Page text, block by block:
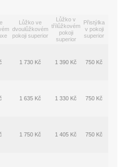
Lůžko ve
dvoulůžkovém
pokoji superior
Lůžko v
třílůžkovém
pokoji
superior
Přistýlka
v pokoji
superior
1 730 Kč 1 390 Kč 750 Kč
1 635 Kč 1 330 Kč 750 Kč
1 750 Kč 1 405 Kč 750 Kč